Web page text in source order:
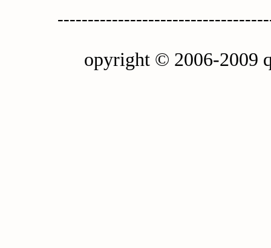
opyright © 2006-2009